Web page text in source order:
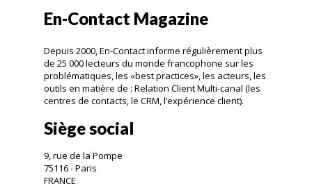
En-Contact Magazine
Depuis 2000, En-Contact informe régulièrement plus
de 25 000 lecteurs du monde francophone sur les
problématiques, les «best practices», les acteurs, les
outils en matière de : Relation Client Multi-canal (les
centres de contacts, le CRM, l’expérience client).
Siège social
9, rue de la Pompe
75116 - Paris
FRANCE